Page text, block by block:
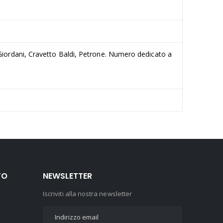
Cravetto Baldi, Petrone. Numero dedicato a
NEWSLETTER
Iscriviti alla nostra newsletter